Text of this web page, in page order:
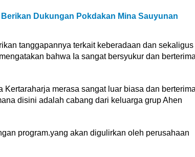
Dukungan Pokdakan Mina Sauyunan
tanggapannya terkait keberadaan dan sekaligus
bahwa Ia sangat bersyukur dan
merasa sangat luar biasa dan
disini adalah cabang dari keluarga grup Ahen
program.yang akan digulirkan oleh perusahaan